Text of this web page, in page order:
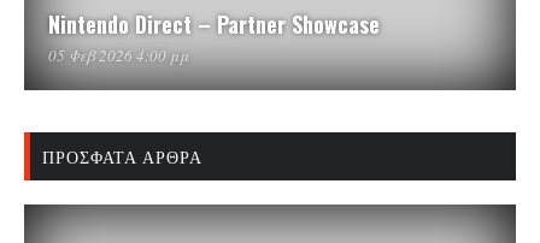
Nintendo Direct – Partner Showcase
05 Φεβ 2026 4:00 μμ
ΠΡΌΣΦΑΤΑ ΆΡΘΡΑ